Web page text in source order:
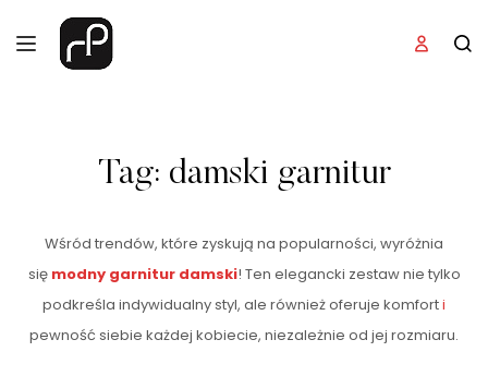
Tag: damski garnitur
Wśród trendów, które zyskują na popularności, wyróżnia
się modny garnitur damski! Ten elegancki zestaw nie tylko
podkreśla indywidualny styl, ale również oferuje komforti
pewność siebie każdej kobiecie, niezależnie od jej rozmiaru.